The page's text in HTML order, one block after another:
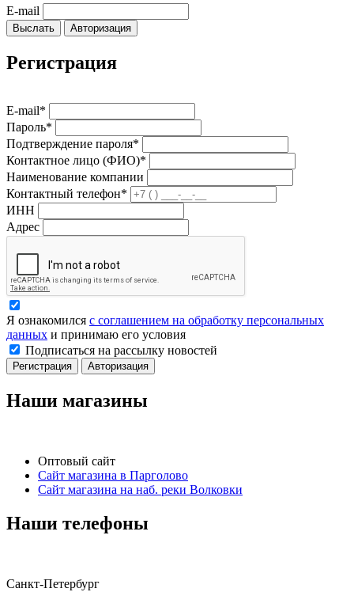
E-mail
Выслать Авторизация
Регистрация
E-mail*
Пароль*
Подтверждение пароля*
Контактное лицо (ФИО)*
Наименование компании
Контактный телефон*
ИНН
Адрес
Я ознакомился с соглашением на обработку персональных
данных и принимаю его условия
Подписаться на рассылку новостей
Регистрация Авторизация
Наши магазины
Оптовый сайт
Сайт магазина в Парголово
Сайт магазина на наб. реки Волковки
Наши телефоны
Санкт-Петербург